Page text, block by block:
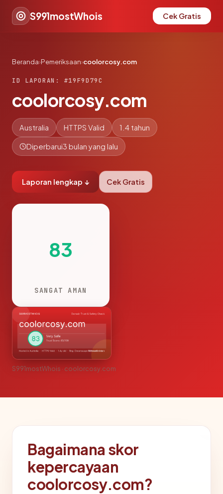
S991mostWhois Cek Gratis
Beranda›Pemeriksaan›coolorcosy.com
ID LAPORAN: #19F9D79C
coolorcosy.com
Australia HTTPS Valid 1.4 tahun
Diperbarui3 bulan yang lalu
Laporan lengkap ↓ Cek Gratis
83
SANGAT AMAN
S991mostWhois · coolorcosy.com
Bagaimana skor
kepercayaan
coolorcosy.com?